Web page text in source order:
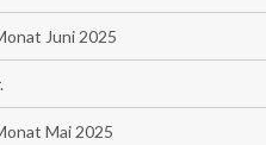
Juni 2025
Mai 2025